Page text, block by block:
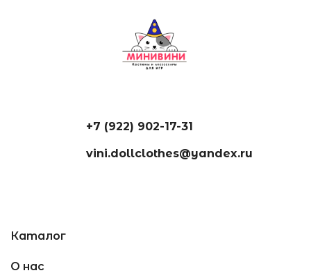
+7 (922) 902-17-31
vini.dollclothes@yandex.ru
Каталог
О нас